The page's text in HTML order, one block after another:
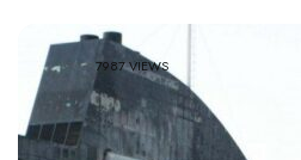
7987 VIEWS